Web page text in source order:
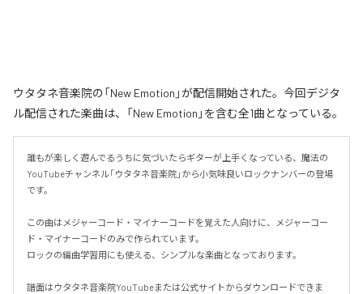
ウタタネ音楽院の「New Emotion」が配信開始された。今回デジタ
ル配信された楽曲は、「New Emotion」を含む全1曲となっている。
誰もが楽しく遊んでるうちに気づいたらギターが上手くなっている、魔法の
YouTubeチャンネル「ウタタネ音楽院」から小気味良いロックナンバーの登場
です。
この曲はメジャーコード・マイナーコードを覚えた人向けに、メジャーコー
ド・マイナーコードのみで作られています。
ロックの編曲学習用にも使える、シンプルな楽曲となっております。
譜面はウタタネ音楽院YouTubeまたは公式サイトからダウンロードできま